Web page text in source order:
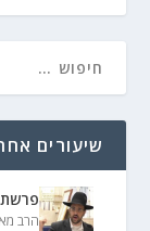
שיעורים
הרב